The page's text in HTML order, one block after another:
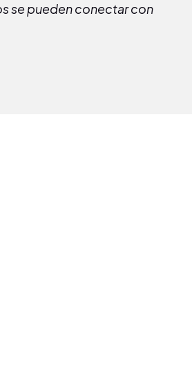
se pueden conectar con